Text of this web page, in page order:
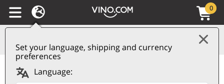
Set your language, shipping and currency
preferences
Language:
0
Colli Tortonesi DOC